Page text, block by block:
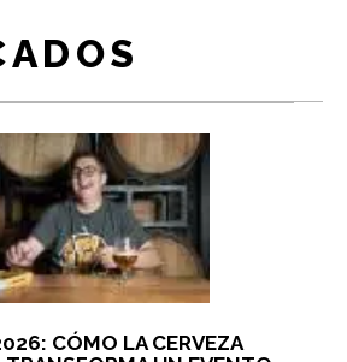
CÓMO LA CERVEZA